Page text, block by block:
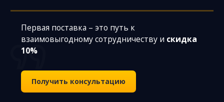
Первая поставка – это путь к
взаимовыгодному сотрудничеству и скидка
10%
Получить консультацию